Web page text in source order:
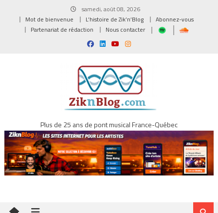
samedi, août 08, 2026
Mot de bienvenue
L’histoire de Zik’n’Blog
Abonnez-vous
Partenariat de rédaction
Nous contacter
Plus de 25 ans de pont musical France-Québec